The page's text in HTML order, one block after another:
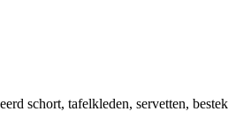
schort, tafelkleden, servetten, bestek